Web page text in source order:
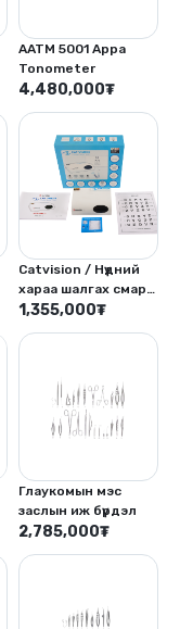
AATM 5001 Appa
Tonometer
4,480,000₮
Catvision / Нүдний
хараа шалгах смарт
таблиц/
1,355,000₮
Глаукомын мэс
заслын иж бүрдэл
2,785,000₮